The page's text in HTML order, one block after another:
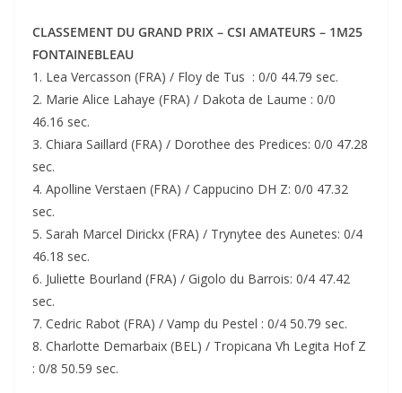
CLASSEMENT DU GRAND PRIX – CSI AMATEURS – 1M25
FONTAINEBLEAU
1. Lea Vercasson (FRA) / Floy de Tus : 0/0 44.79 sec.
2. Marie Alice Lahaye (FRA) / Dakota de Laume : 0/0
46.16 sec.
3. Chiara Saillard (FRA) / Dorothee des Predices: 0/0 47.28
sec.
4. Apolline Verstaen (FRA) / Cappucino DH Z: 0/0 47.32
sec.
5. Sarah Marcel Dirickx (FRA) / Trynytee des Aunetes: 0/4
46.18 sec.
6. Juliette Bourland (FRA) / Gigolo du Barrois: 0/4 47.42
sec.
7. Cedric Rabot (FRA) / Vamp du Pestel : 0/4 50.79 sec.
8. Charlotte Demarbaix (BEL) / Tropicana Vh Legita Hof Z
: 0/8 50.59 sec.